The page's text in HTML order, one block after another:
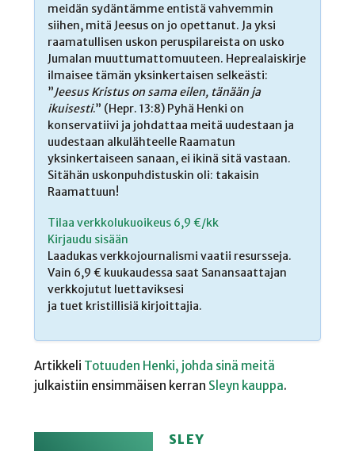
meidän sydäntämme entistä vahvemmin
siihen, mitä Jeesus on jo opettanut. Ja yksi
raamatullisen uskon peruspilareista on usko
Jumalan muuttumattomuuteen. Heprealaiskirje
ilmaisee tämän yksinkertaisen selkeästi:
”Jeesus Kristus on sama eilen, tänään ja
ikuisesti.” (Hepr. 13:8) Pyhä Henki on
konservatiivi ja johdattaa meitä uudestaan ja
uudestaan alkulähteelle Raamatun
yksinkertaiseen sanaan, ei ikinä sitä vastaan.
Sitähän uskonpuhdistuskin oli: takaisin
Raamattuun!
Tilaa verkkolukuoikeus 6,9 €/kk
Kirjaudu sisään
Laadukas verkkojournalismi vaatii resursseja.
Vain 6,9 € kuukaudessa saat Sanansaattajan
verkkojutut luettaviksesi
ja tuet kristillisiä kirjoittajia.
Artikkeli Totuuden Henki, johda sinä meitä
julkaistiin ensimmäisen kerran Sleyn kauppa.
SLEY